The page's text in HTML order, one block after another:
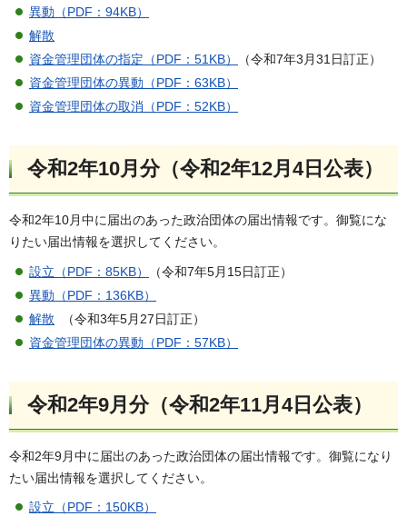
異動（PDF：94KB）
解散
資金管理団体の指定（PDF：51KB）
（令和7年3月31日訂正）
資金管理団体の異動（PDF：63KB）
資金管理団体の取消（PDF：52KB）
令和2年10月分（令和2年12月4日公表）
令和2年10月中に届出のあった政治団体の届出情報です。御覧にな
りたい届出情報を選択してください。
設立（PDF：85KB）
（令和7年5月15日訂正）
異動（PDF：136KB）
解散 （令和3年5月27日訂正）
資金管理団体の異動（PDF：57KB）
令和2年9月分（令和2年11月4日公表）
令和2年9月中に届出のあった政治団体の届出情報です。御覧になり
たい届出情報を選択してください。
設立（PDF：150KB）